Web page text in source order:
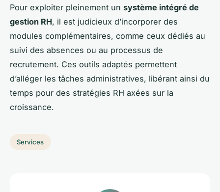
Pour exploiter pleinement un système intégré de
gestion RH, il est judicieux d’incorporer des
modules complémentaires, comme ceux dédiés au
suivi des absences ou au processus de
recrutement. Ces outils adaptés permettent
d’alléger les tâches administratives, libérant ainsi du
temps pour des stratégies RH axées sur la
croissance.
Services